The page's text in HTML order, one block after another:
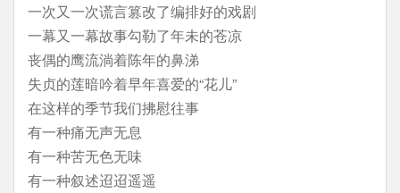
一次又一次谎言篡改了编排好的戏剧
一幕又一幕故事勾勒了年未的苍凉
丧偶的鹰流淌着陈年的鼻涕
失贞的莲暗吟着早年喜爱的“花儿”
在这样的季节我们拂慰往事
有一种痛无声无息
有一种苦无色无味
有一种叙述迢迢遥遥